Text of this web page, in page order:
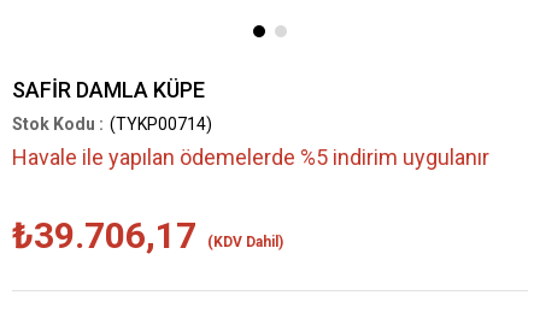
SAFİR DAMLA KÜPE
(TYKP00714)
Havale ile yapılan ödemelerde %5 indirim uygulanır
₺39.706,17 (KDV Dahil)